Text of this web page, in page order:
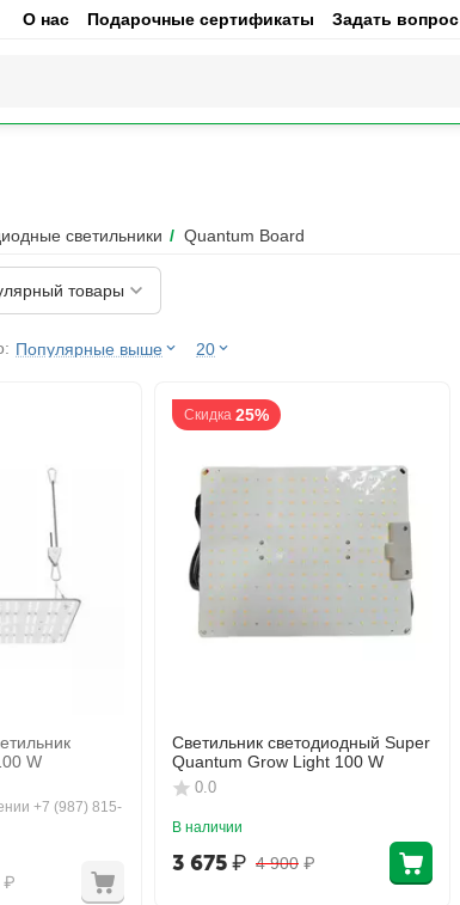
О нас Подарочные сертификаты Задать вопрос
светильники / Quantum Board
товары
Популярные выше 20
W
+7 (987) 815-
₽
Скидка 25%
Светильник светодиодный Super
Quantum Grow Light 100 W
0.0
В наличии
4 900 ₽
3 675 ₽